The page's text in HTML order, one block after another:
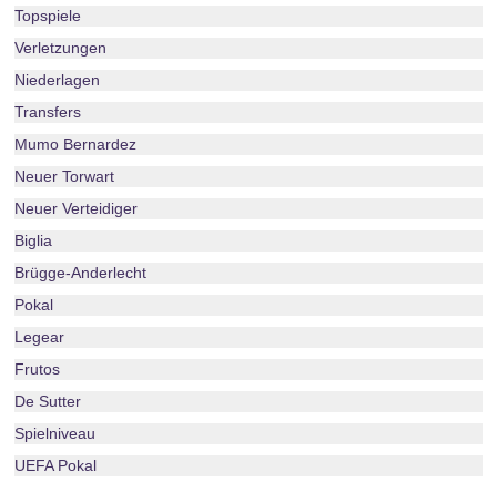
Topspiele
Verletzungen
Niederlagen
Transfers
Mumo Bernardez
Neuer Torwart
Neuer Verteidiger
Biglia
Brügge-Anderlecht
Pokal
Legear
Frutos
De Sutter
Spielniveau
UEFA Pokal